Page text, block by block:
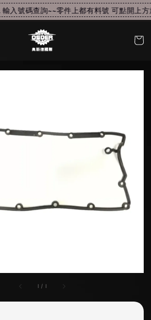
入號碼查詢~~零件上都有料號 可點開上方
1 / 1